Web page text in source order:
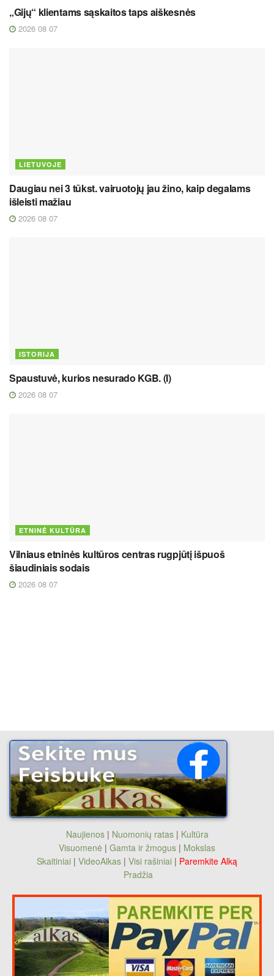
„Gijų“ klientams sąskaitos taps aiškesnės
2026 08 07
LIETUVOJE
Daugiau nei 3 tūkst. vairuotojų jau žino, kaip degalams
išleisti mažiau
2026 08 07
ISTORIJA
Spaustuvė, kurios nesurado KGB. (I)
2026 08 07
ETNINĖ KULTŪRA
Vilniaus etninės kultūros centras rugpjūtį išpuoš
šiaudiniais sodais
2026 08 07
Naujienos| Nuomonių ratas| Kultūra
Visuomenė | Gamta ir žmogus | Mokslas
Skaitiniai | VideoAlkas | Visi rašiniai | Paremkite Alką
Pradžia